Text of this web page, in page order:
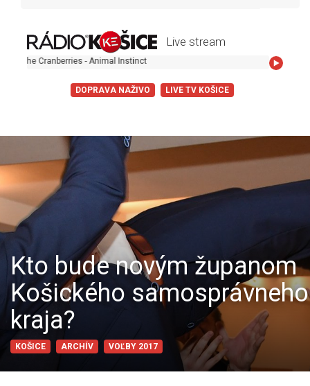
Live stream
Cranberries - Animal Instinct
DOPRAVA NAŽIVO LIVE TV KOŠICE
Kto bude novým županom
Košického samosprávneho
kraja?
KOŠICE ARCHÍV VOĽBY 2017